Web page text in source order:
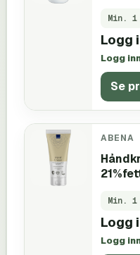
Min. 1
Logg
Logg
Se
ABENA
Min. 1
Logg
Logg